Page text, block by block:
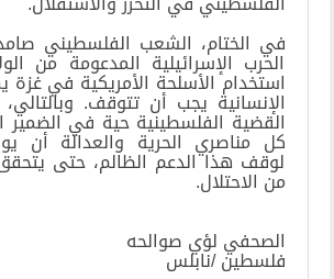
في الختام، الشعب الفلسطيني
الحرب الإسرائيلية المدعومة من
استخدام الأسلحة الأمريكية في
الإنسانية يجب أن تتوقف.
القضية الفلسطينية حية في الضمير
كل مناصري الحرية والعدالة أن
لوقف هذا الدعم الظالم، حتى يتحقق
من الاحتلال.
الصحفي لؤي صوالحه
فلسطين /نابلس